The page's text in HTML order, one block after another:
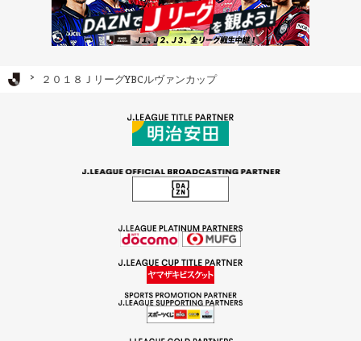
Ｊリーグ TOP
２０１８ＪリーグYBCルヴァンカップ